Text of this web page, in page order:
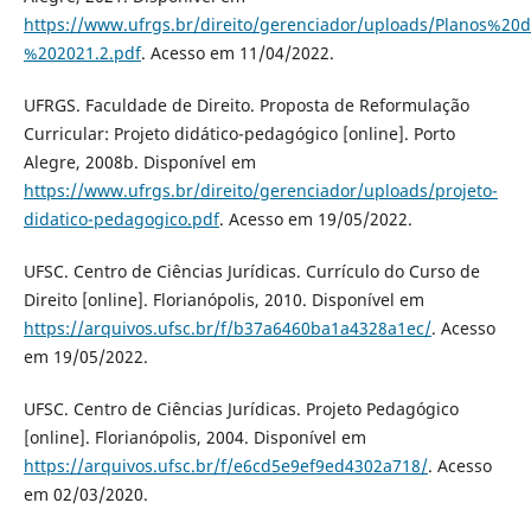
https://www.ufrgs.br/direito/gerenciador/uploads/
%202021.2.pdf. Acesso em 11/04/2022.
UFRGS. Faculdade de Direito. Proposta de Reformulação
Curricular: Projeto didático-pedagógico [online]. Porto
Alegre, 2008b. Disponível em
https://www.ufrgs.br/direito/gerenciador/uploads/projeto-
didatico-pedagogico.pdf. Acesso em 19/05/2022.
UFSC. Centro de Ciências Jurídicas. Currículo do Curso de
Direito [online]. Florianópolis, 2010. Disponível em
https://arquivos.ufsc.br/f/b37a6460ba1a4328a1ec/. Acesso
em 19/05/2022.
UFSC. Centro de Ciências Jurídicas. Projeto Pedagógico
[online]. Florianópolis, 2004. Disponível em
https://arquivos.ufsc.br/f/e6cd5e9ef9ed4302a718/. Acesso
em 02/03/2020.